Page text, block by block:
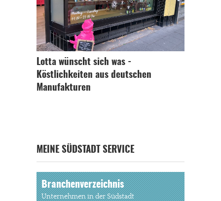
Lotta wünscht sich was -
Köstlichkeiten aus deutschen
Manufakturen
MEINE SÜDSTADT SERVICE
Branchenverzeichnis
Unternehmen in der Südstadt